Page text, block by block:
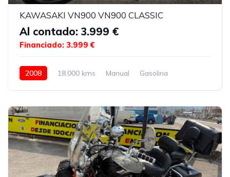
KAWASAKI VN900 VN900 CLASSIC
Al contado: 3.999 €
Financiado: 3.999 €
2008 18.000 kms Manual Gasolina